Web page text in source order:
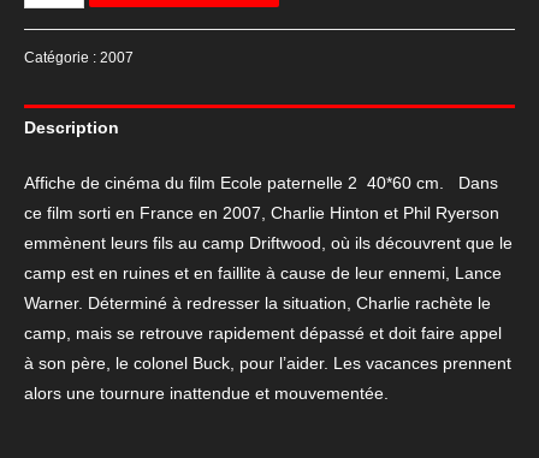
de
cinéma
du
Ecole
paternelle
2
40*60
cm
Catégorie : 2007
Description
Affiche de cinéma du film Ecole paternelle 2 40*60 cm. Dans
ce film sorti en France en 2007, Charlie Hinton et Phil Ryerson
emmènent leurs fils au camp Driftwood, où ils découvrent que le
camp est en ruines et en faillite à cause de leur ennemi, Lance
Warner. Déterminé à redresser la situation, Charlie rachète le
camp, mais se retrouve rapidement dépassé et doit faire appel
à son père, le colonel Buck, pour l’aider. Les vacances prennent
alors une tournure inattendue et mouvementée.